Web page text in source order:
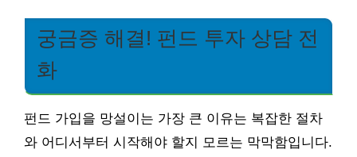
궁금증 해결! 펀드 투자 상담 전
화
펀드 가입을 망설이는 가장 큰 이유는 복잡한 절차
와 어디서부터 시작해야 할지 모르는 막막함입니다.